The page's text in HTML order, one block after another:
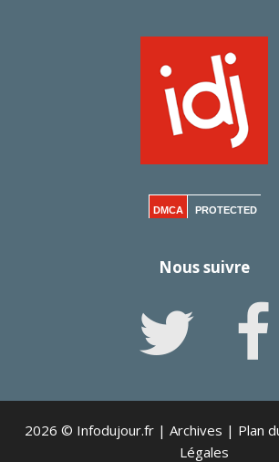
DMCA PROTECTED
Nous suivre
2026 © Infodujour.fr | Archives | Plan
Légales